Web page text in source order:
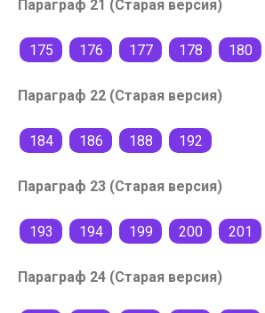
Параграф 21 (Старая версия)
175 176 177 178 180
Параграф 22 (Старая версия)
184 186 188 192
Параграф 23 (Старая версия)
193 194 199 200 201
Параграф 24 (Старая версия)